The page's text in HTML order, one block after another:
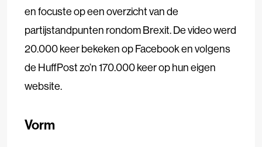
en focuste op een overzicht van de
partijstandpunten rondom Brexit. De video werd
20.000 keer bekeken op Facebook en volgens
de HuffPost zo’n 170.000 keer op hun eigen
website.
Vorm